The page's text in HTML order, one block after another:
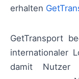
erhalten
GetTransport
internationaler
damit Nutzer